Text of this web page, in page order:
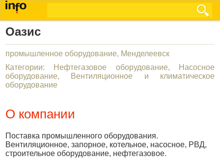
Оазис
промышленное оборудование, Менделеевск
Категории: Нефтегазовое оборудование, Насосное
оборудование, Вентиляционное и климатическое
оборудование
О компании
Поставка промышленного оборудования.
Вентиляционное, запорное, котельное, насосное, РВД,
строительное оборудование, нефтегазовое.